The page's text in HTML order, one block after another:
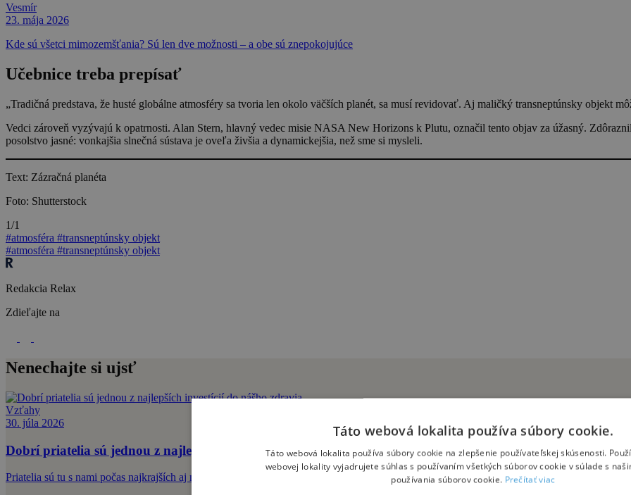
Vesmír
23. mája 2026
Kde sú všetci mimozemšťania? Sú len dve možnosti – a obe sú znepokojujúce
Učebnice treba prepísať
„Tradičná predstava, že husté globálne atmosféry sa tvoria len okolo väčších planét, sa musí revidovať. Aj maličký transneptúnsky objekt
Vedci zároveň vyzývajú k opatrnosti. Alan Stern, hlavný vedec misie NASA New Horizons k Plutu, označil tento objav za úžasný.
posolstvo jasné: vonkajšia slnečná sústava je oveľa živšia a dynamickejšia, než sme si mysleli.
Text: Zázračná planéta
Foto: Shutterstock
1/1
#atmosféra #transneptúnsky objekt
#atmosféra #transneptúnsky objekt
Redakcia Relax
Zdieľajte na
Nenechajte si ujsť
Vzťahy
30. júla 2026
Dobrí priatelia sú jednou z najlepších investícií do nášho zdravia
Priatelia sú tu s nami počas najkrajších aj najťažších chvíľ nášho života. Ich význam však nespočíva len v spoločných zážitkoch či zábave
Táto webová lokalita používa súbory cookie.
Táto webová lokalita používa súbory cookie na zlepšenie používateľskej skúsenosti.
webovej lokality vyjadrujete súhlas s používaním všetkých súborov cookie v súlade s
používania súborov cookie. Prečítať viac